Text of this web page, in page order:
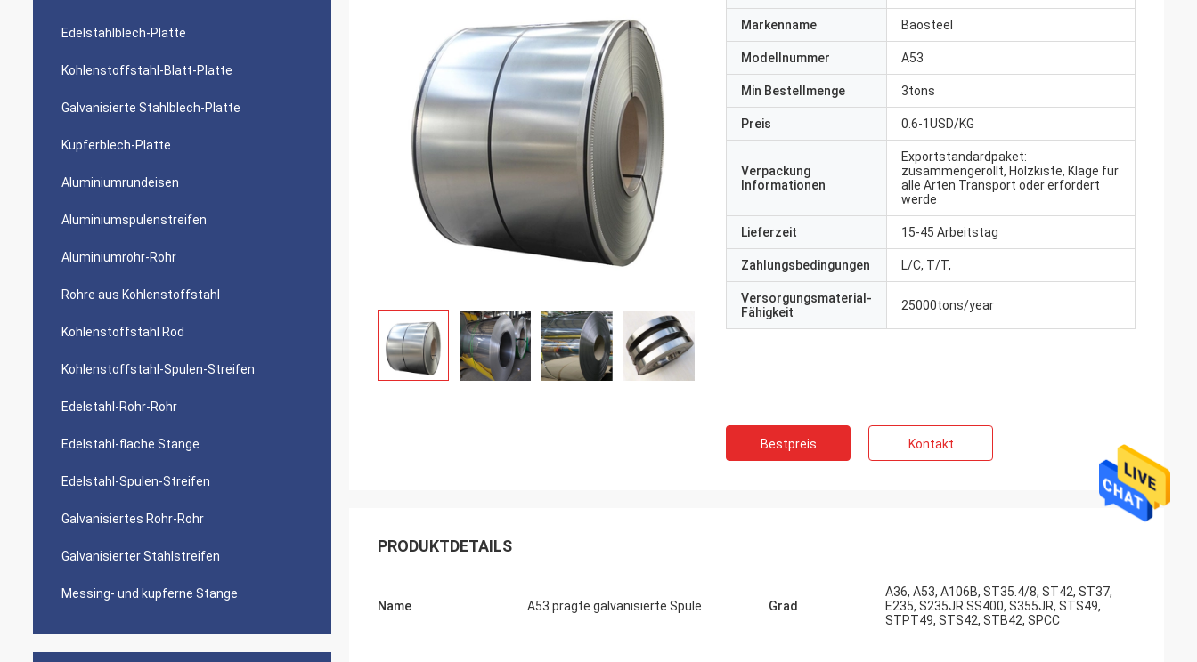
Edelstahlblech-Platte
Kohlenstoffstahl-Blatt-Platte
Galvanisierte Stahlblech-Platte
Kupferblech-Platte
Aluminiumrundeisen
Aluminiumspulenstreifen
Aluminiumrohr-Rohr
Rohre aus Kohlenstoffstahl
Kohlenstoffstahl Rod
Kohlenstoffstahl-Spulen-Streifen
Edelstahl-Rohr-Rohr
Edelstahl-flache Stange
Edelstahl-Spulen-Streifen
Galvanisiertes Rohr-Rohr
Galvanisierter Stahlstreifen
Messing- und kupferne Stange
Markenname Baosteel
Modellnummer A53
Min Bestellmenge 3tons
Preis 0.6-1USD/KG
Verpackung
Informationen
Exportstandardpaket:
zusammengerollt, Holzkiste, Klage für
alle Arten Transport oder erfordert
werde
Lieferzeit 15-45 Arbeitstag
Zahlungsbedingungen L/C, T/T,
Versorgungsmaterial-
Fähigkeit
25000tons/year
Bestpreis Kontakt
PRODUKTDETAILS
Name A53 prägte galvanisierte Spule Grad
A36, A53, A106B, ST35.4/8, ST42, ST37,
E235, S235JR.SS400, S355JR, STS49,
STPT49, STS42, STB42, SPCC